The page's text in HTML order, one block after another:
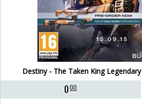
Destiny - The Taken King
000